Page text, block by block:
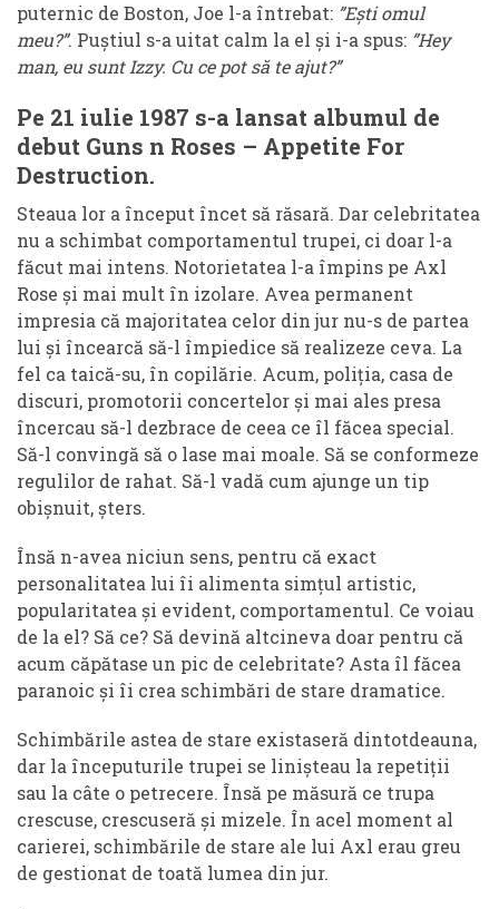
puternic de Boston, Joe l-a întrebat: ”Ești omul
meu?”. Puștiul s-a uitat calm la el și i-a spus: ”Hey
man, eu sunt Izzy. Cu ce pot să te ajut?”
Pe 21 iulie 1987 s-a lansat albumul de
debut Guns n Roses – Appetite For
Destruction.
Steaua lor a început încet să răsară. Dar celebritatea
nu a schimbat comportamentul trupei, ci doar l-a
făcut mai intens. Notorietatea l-a împins pe Axl
Rose și mai mult în izolare. Avea permanent
impresia că majoritatea celor din jur nu-s de partea
lui și încearcă să-l împiedice să realizeze ceva. La
fel ca taică-su, în copilărie. Acum, poliția, casa de
discuri, promotorii concertelor și mai ales presa
încercau să-l dezbrace de ceea ce îl făcea special.
Să-l convingă să o lase mai moale. Să se conformeze
regulilor de rahat. Să-l vadă cum ajunge un tip
obișnuit, șters.
Însă n-avea niciun sens, pentru că exact
personalitatea lui îi alimenta simțul artistic,
popularitatea și evident, comportamentul. Ce voiau
de la el? Să ce? Să devină altcineva doar pentru că
acum căpătase un pic de celebritate? Asta îl făcea
paranoic și îi crea schimbări de stare dramatice.
Schimbările astea de stare existaseră dintotdeauna,
dar la începuturile trupei se linișteau la repetiții
sau la câte o petrecere. Însă pe măsură ce trupa
crescuse, crescuseră și mizele. În acel moment al
carierei, schimbările de stare ale lui Axl erau greu
de gestionat de toată lumea din jur.